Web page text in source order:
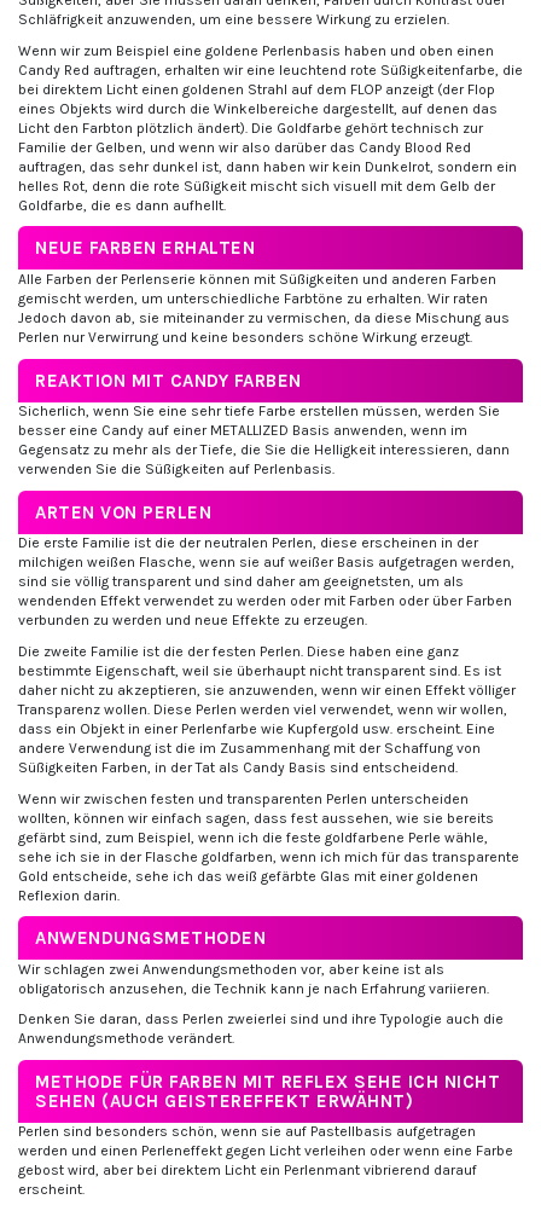
Schläfrigkeit anzuwenden, um eine bessere Wirkung zu erzielen.
Wenn wir zum Beispiel eine goldene Perlenbasis haben und oben einen
Candy Red auftragen, erhalten wir eine leuchtend rote Süßigkeitenfarbe, die
bei direktem Licht einen goldenen Strahl auf dem FLOP anzeigt (der Flop
eines Objekts wird durch die Winkelbereiche dargestellt, auf denen das
Licht den Farbton plötzlich ändert). Die Goldfarbe gehört technisch zur
Familie der Gelben, und wenn wir also darüber das Candy Blood Red
auftragen, das sehr dunkel ist, dann haben wir kein Dunkelrot, sondern ein
helles Rot, denn die rote Süßigkeit mischt sich visuell mit dem Gelb der
Goldfarbe, die es dann aufhellt.
NEUE FARBEN ERHALTEN
Alle Farben der Perlenserie können mit Süßigkeiten und anderen Farben
gemischt werden, um unterschiedliche Farbtöne zu erhalten. Wir raten
Jedoch davon ab, sie miteinander zu vermischen, da diese Mischung aus
Perlen nur Verwirrung und keine besonders schöne Wirkung erzeugt.
REAKTION MIT CANDY FARBEN
Sicherlich, wenn Sie eine sehr tiefe Farbe erstellen müssen, werden Sie
besser eine Candy auf einer METALLIZED Basis anwenden, wenn im
Gegensatz zu mehr als der Tiefe, die Sie die Helligkeit interessieren, dann
verwenden Sie die Süßigkeiten auf Perlenbasis.
ARTEN VON PERLEN
Die erste Familie ist die der neutralen Perlen, diese erscheinen in der
milchigen weißen Flasche, wenn sie auf weißer Basis aufgetragen werden,
sind sie völlig transparent und sind daher am geeignetsten, um als
wendenden Effekt verwendet zu werden oder mit Farben oder über Farben
verbunden zu werden und neue Effekte zu erzeugen.
Die zweite Familie ist die der festen Perlen. Diese haben eine ganz
bestimmte Eigenschaft, weil sie überhaupt nicht transparent sind. Es ist
daher nicht zu akzeptieren, sie anzuwenden, wenn wir einen Effekt völliger
Transparenz wollen. Diese Perlen werden viel verwendet, wenn wir wollen,
dass ein Objekt in einer Perlenfarbe wie Kupfergold usw. erscheint. Eine
andere Verwendung ist die im Zusammenhang mit der Schaffung von
Süßigkeiten Farben, in der Tat als Candy Basis sind entscheidend.
Wenn wir zwischen festen und transparenten Perlen unterscheiden
wollten, können wir einfach sagen, dass fest aussehen, wie sie bereits
gefärbt sind, zum Beispiel, wenn ich die feste goldfarbene Perle wähle,
sehe ich sie in der Flasche goldfarben, wenn ich mich für das transparente
Gold entscheide, sehe ich das weiß gefärbte Glas mit einer goldenen
Reflexion darin.
ANWENDUNGSMETHODEN
Wir schlagen zwei Anwendungsmethoden vor, aber keine ist als
obligatorisch anzusehen, die Technik kann je nach Erfahrung variieren.
Denken Sie daran, dass Perlen zweierlei sind und ihre Typologie auch die
Anwendungsmethode verändert.
METHODE FÜR FARBEN MIT REFLEX SEHE ICH NICHT
SEHEN (AUCH GEISTEREFFEKT ERWÄHNT)
Perlen sind besonders schön, wenn sie auf Pastellbasis aufgetragen
werden und einen Perleneffekt gegen Licht verleihen oder wenn eine Farbe
gebost wird, aber bei direktem Licht ein Perlenmant vibrierend darauf
erscheint.